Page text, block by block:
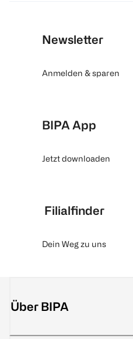
Newsletter
Anmelden & sparen
BIPA App
Jetzt downloaden
Filialfinder
Dein Weg zu uns
Über BIPA